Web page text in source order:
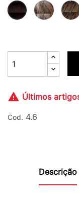
4.6
 Últimos
Cod. 4.6
Descrição